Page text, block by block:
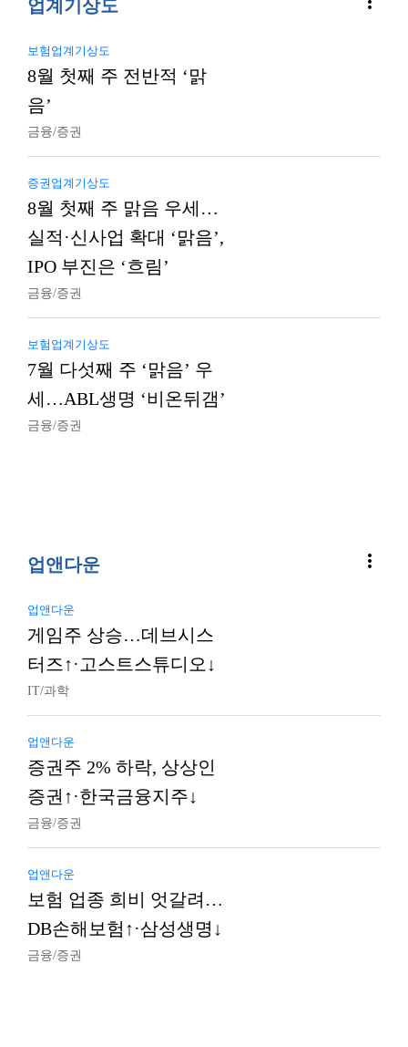
업계기상도
보험업계기상도
8월 첫째 주 전반적 ‘맑
음’
금융/증권
증권업계기상도
8월 첫째 주 맑음 우세…
실적·신사업 확대 ‘맑음’,
IPO 부진은 ‘흐림’
금융/증권
보험업계기상도
7월 다섯째 주 ‘맑음’ 우
세…ABL생명 ‘비온뒤갬’
금융/증권
업앤다운 more_vert
업앤다운
게임주 상승…데브시스
터즈↑·고스트스튜디오↓
IT/과학
업앤다운
증권주 2% 하락, 상상인
증권↑·한국금융지주↓
금융/증권
업앤다운
보험 업종 희비 엇갈려…
DB손해보험↑·삼성생명↓
금융/증권